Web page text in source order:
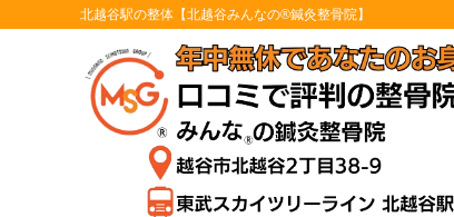
北越谷駅の整体【北越谷みんなの®鍼灸整骨院】